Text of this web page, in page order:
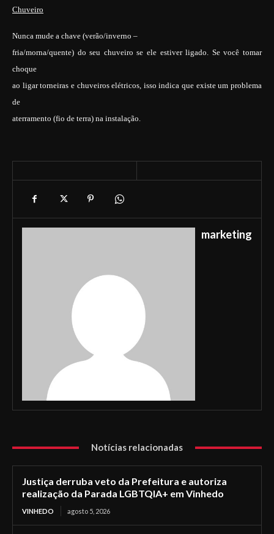
Chuveiro
Nunca mude a chave (verão/inverno –
fria/morna/quente) do seu chuveiro se ele estiver ligado. Se você tomar
choque
ao ligar torneiras e chuveiros elétricos, isso indica que existe um problema
de
aterramento (fio de terra) na instalação.
marketing
Notícias relacionadas
Justiça derruba veto da Prefeitura e autoriza
realização da Parada LGBTQIA+ em Vinhedo
VINHEDO agosto 5, 2026